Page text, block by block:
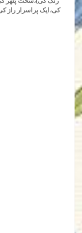
کی،ایک پراسرار راز